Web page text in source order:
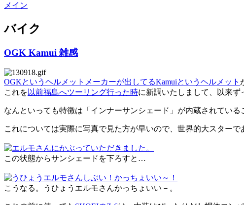
メイン
バイク
OGK Kamui 雑感
OGKというヘルメットメーカーが出してるKamuiというヘルメット
これを以前福島へツーリング行った時に新調いたしまして、以来ず
なんといっても特徴は「インナーサンシェード」が内蔵されてい
これについては実際に写真で見た方が早いので、世界的大スター
この状態からサンシェードを下ろすと…
こうなる。うひょうエルモさんかっちょいい－。